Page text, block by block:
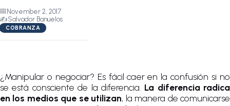
📅November 2, 2017
✍️Salvador Banuelos
COBRANZA
¿Manipular o negociar? Es fácil caer en la confusión si no
se está consciente de la diferencia. La diferencia radica
en los medios que se utilizan, la manera de comunicarse